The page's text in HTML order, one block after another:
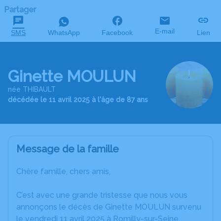
Partager
SMS WhatsApp Facebook E-mail Lien
Ginette MOULUN
née THIBAULT
décédée le 11 avril 2025 à l'âge de 87 ans
Message de la famille
Chère famille, chers amis,
C’est avec une grande tristesse que nous vous
annonçons le décès de Ginette MOULUN survenu
le vendredi 11 avril 2025 à Romilly-sur-Seine.